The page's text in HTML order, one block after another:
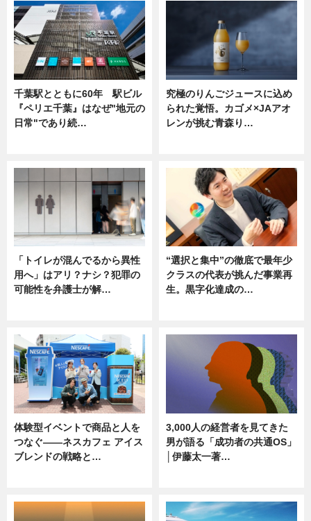
千葉駅とともに60年 駅ビル
『ペリエ千葉』はなぜ"地元の
日常"であり続…
究極のりんごジュースに込め
られた覚悟。カゴメ×JAアオ
レンが挑む青森り…
「トイレが混んでるから異性
用へ」はアリ？ナシ？犯罪の
可能性を弁護士が解…
“選択と集中”の徹底で最年少
クラスの代表が挑んだ事業再
生。黒字化達成の…
体験型イベントで商品と人を
つなぐ――ネスカフェ アイス
ブレンドの戦略と…
3,000人の経営者を見てきた
男が語る「成功者の共通OS」
│伊藤太一著…